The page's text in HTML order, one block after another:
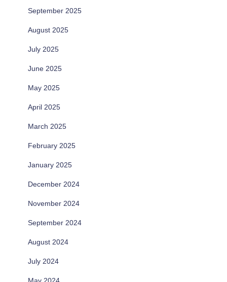
September 2025
August 2025
July 2025
June 2025
May 2025
April 2025
March 2025
February 2025
January 2025
December 2024
November 2024
September 2024
August 2024
July 2024